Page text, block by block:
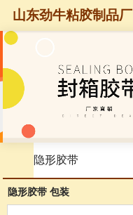
山东劲牛粘胶制品厂
隐形胶带
隐形胶带 包装